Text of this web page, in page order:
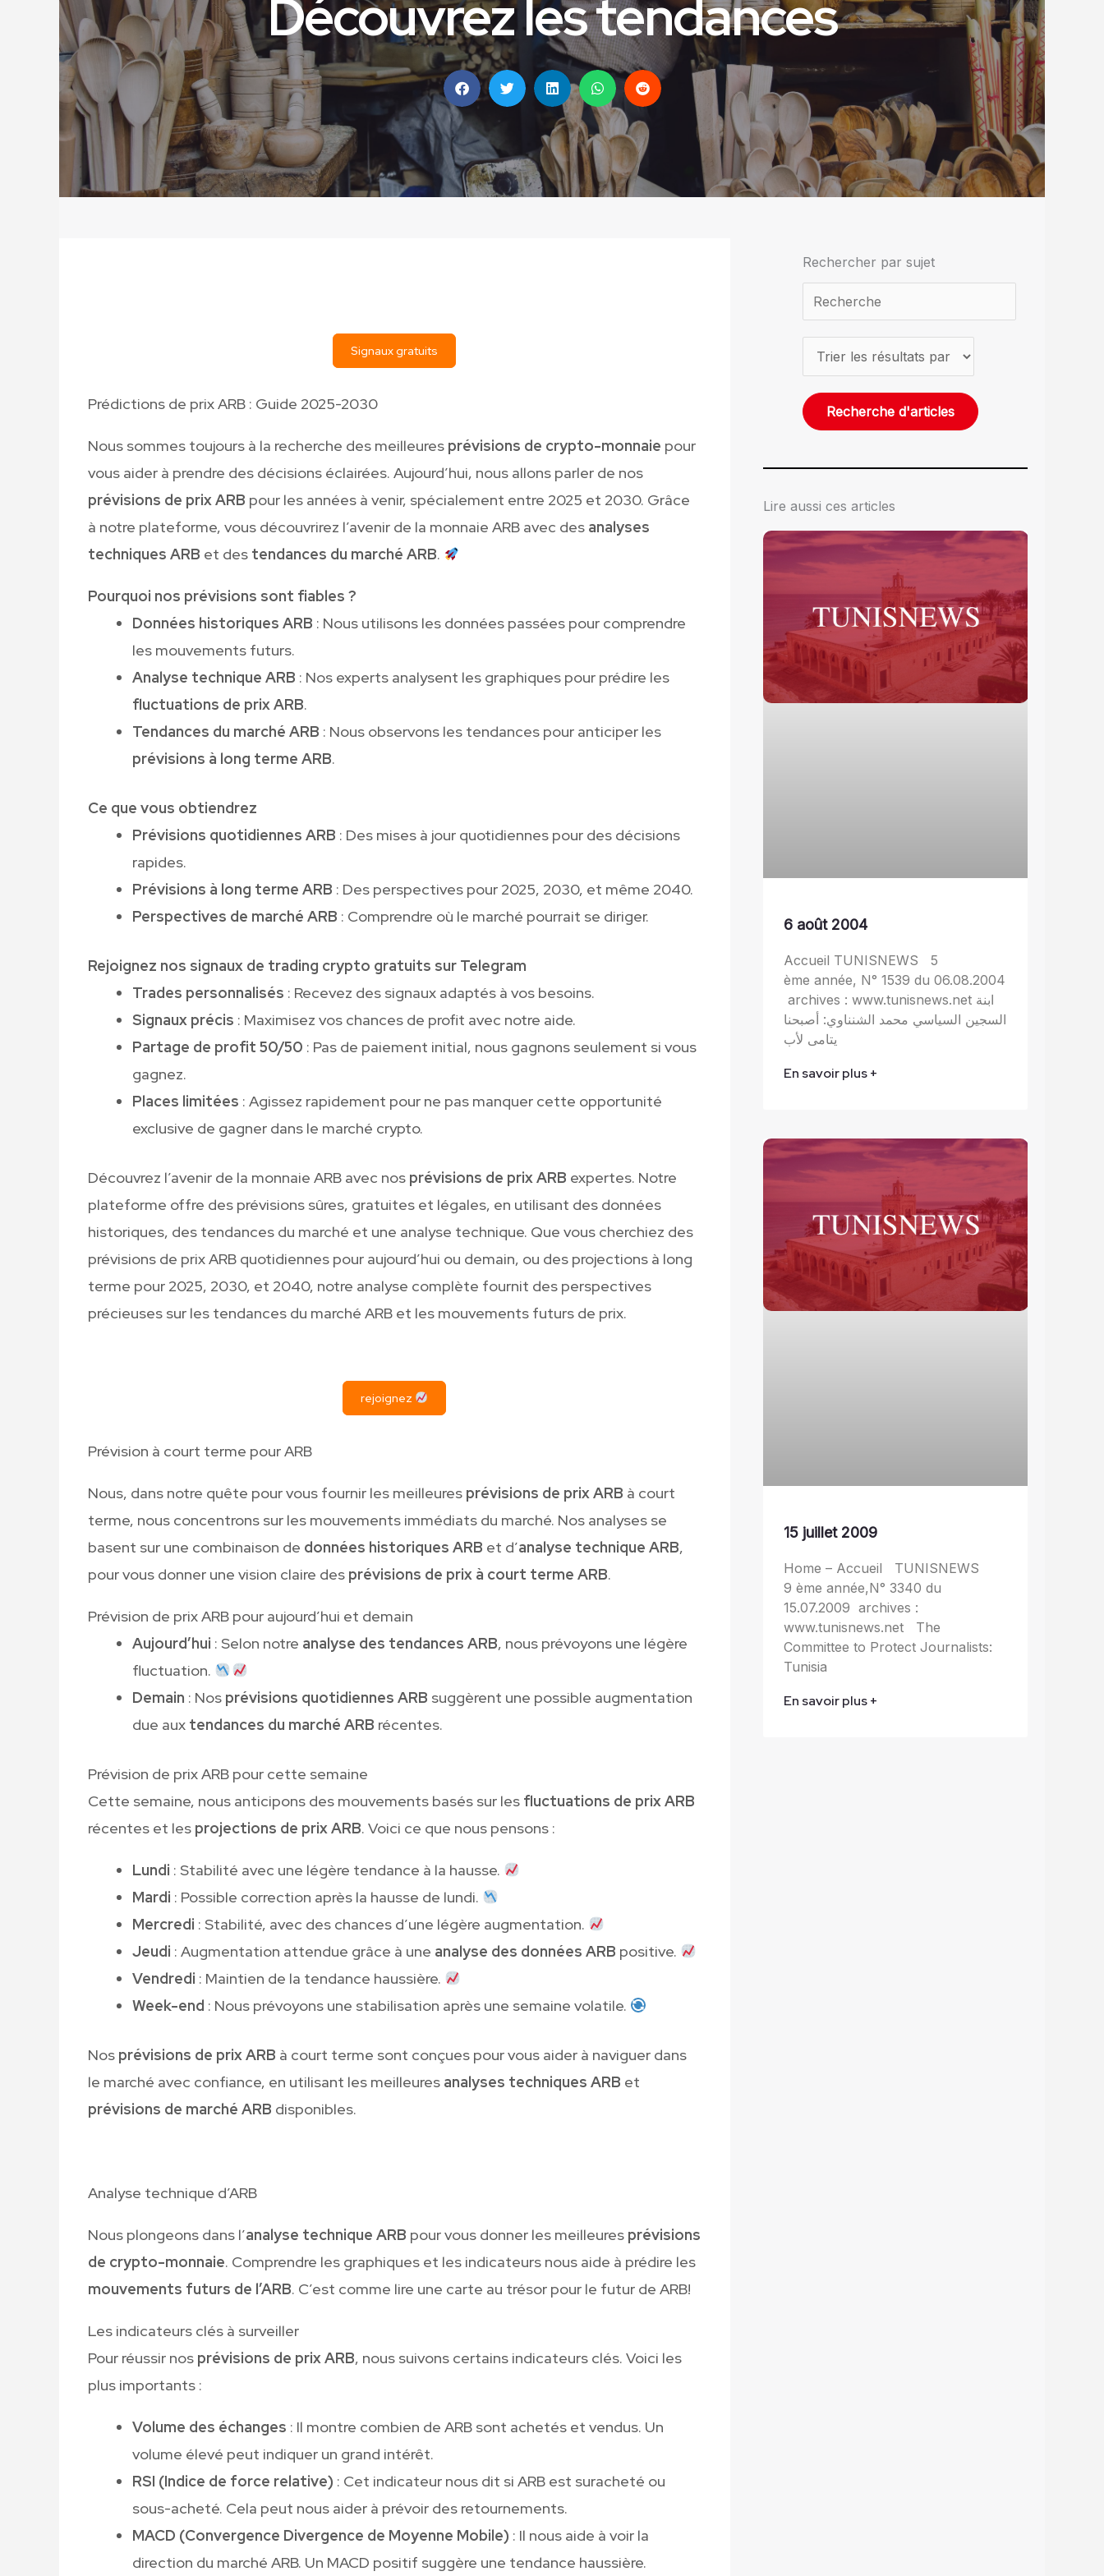
Découvrez les tendances
Signaux gratuits
Prédictions de prix ARB : Guide 2025-2030
Nous sommes toujours à la recherche des meilleures prévisions de crypto-monnaie pour
vous aider à prendre des décisions éclairées. Aujourd’hui, nous allons parler de nos
prévisions de prix ARB pour les années à venir, spécialement entre 2025 et 2030. Grâce
à notre plateforme, vous découvrirez l’avenir de la monnaie ARB avec des analyses
techniques ARB et des tendances du marché ARB.
Pourquoi nos prévisions sont fiables ?
Données historiques ARB : Nous utilisons les données passées pour comprendre
les mouvements futurs.
Analyse technique ARB : Nos experts analysent les graphiques pour prédire les
fluctuations de prix ARB.
Tendances du marché ARB : Nous observons les tendances pour anticiper les
prévisions à long terme ARB.
Ce que vous obtiendrez
Prévisions quotidiennes ARB : Des mises à jour quotidiennes pour des décisions
rapides.
Prévisions à long terme ARB : Des perspectives pour 2025, 2030, et même 2040.
Perspectives de marché ARB : Comprendre où le marché pourrait se diriger.
Rejoignez nos signaux de trading crypto gratuits sur Telegram
Trades personnalisés : Recevez des signaux adaptés à vos besoins.
Signaux précis : Maximisez vos chances de profit avec notre aide.
Partage de profit 50/50 : Pas de paiement initial, nous gagnons seulement si vous
gagnez.
Places limitées : Agissez rapidement pour ne pas manquer cette opportunité
exclusive de gagner dans le marché crypto.
Découvrez l’avenir de la monnaie ARB avec nos prévisions de prix ARB expertes. Notre
plateforme offre des prévisions sûres, gratuites et légales, en utilisant des données
historiques, des tendances du marché et une analyse technique. Que vous cherchiez des
prévisions de prix ARB quotidiennes pour aujourd’hui ou demain, ou des projections à long
terme pour 2025, 2030, et 2040, notre analyse complète fournit des perspectives
précieuses sur les tendances du marché ARB et les mouvements futurs de prix.
rejoignez
Prévision à court terme pour ARB
Nous, dans notre quête pour vous fournir les meilleures prévisions de prix ARB à court
terme, nous concentrons sur les mouvements immédiats du marché. Nos analyses se
basent sur une combinaison de données historiques ARB et d’analyse technique ARB,
pour vous donner une vision claire des prévisions de prix à court terme ARB.
Prévision de prix ARB pour aujourd’hui et demain
Aujourd’hui : Selon notre analyse des tendances ARB, nous prévoyons une légère
fluctuation.
Demain : Nos prévisions quotidiennes ARB suggèrent une possible augmentation
due aux tendances du marché ARB récentes.
Prévision de prix ARB pour cette semaine
Cette semaine, nous anticipons des mouvements basés sur les fluctuations de prix ARB
récentes et les projections de prix ARB. Voici ce que nous pensons :
Lundi : Stabilité avec une légère tendance à la hausse.
Mardi : Possible correction après la hausse de lundi.
Mercredi : Stabilité, avec des chances d’une légère augmentation.
Jeudi : Augmentation attendue grâce à une analyse des données ARB positive.
Vendredi : Maintien de la tendance haussière.
Week-end : Nous prévoyons une stabilisation après une semaine volatile.
Nos prévisions de prix ARB à court terme sont conçues pour vous aider à naviguer dans
le marché avec confiance, en utilisant les meilleures analyses techniques ARB et
prévisions de marché ARB disponibles.
Analyse technique d’ARB
Nous plongeons dans l’analyse technique ARB pour vous donner les meilleures prévisions
de crypto-monnaie. Comprendre les graphiques et les indicateurs nous aide à prédire les
mouvements futurs de l’ARB. C’est comme lire une carte au trésor pour le futur de ARB!
Les indicateurs clés à surveiller
Pour réussir nos prévisions de prix ARB, nous suivons certains indicateurs clés. Voici les
plus importants :
Volume des échanges : Il montre combien de ARB sont achetés et vendus. Un
volume élevé peut indiquer un grand intérêt.
RSI (Indice de force relative) : Cet indicateur nous dit si ARB est suracheté ou
sous-acheté. Cela peut nous aider à prévoir des retournements.
MACD (Convergence Divergence de Moyenne Mobile) : Il nous aide à voir la
direction du marché ARB. Un MACD positif suggère une tendance haussière.
Rechercher par sujet
Lire aussi ces articles
6 août 2004
Accueil TUNISNEWS 5
ème année, N° 1539 du 06.08.2004
archives : www.tunisnews.net ابنة
السجين السياسي محمد الشنناوي: أصبحنا
يتامى لأب
En savoir plus +
15 juillet 2009
Home – Accueil TUNISNEWS
9 ème année,N° 3340 du
15.07.2009 archives :
www.tunisnews.net The
Committee to Protect Journalists:
Tunisia
En savoir plus +